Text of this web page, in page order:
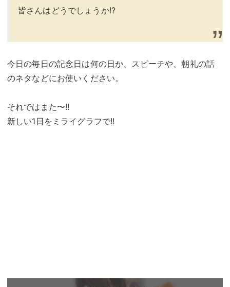
皆さんはどうでしょうか!?
今日の毎日の記念日は何の日か、スピーチや、朝礼の話
のネタなどにお使いください。
それではまた〜!!
新しい1日をミライグラフで!!